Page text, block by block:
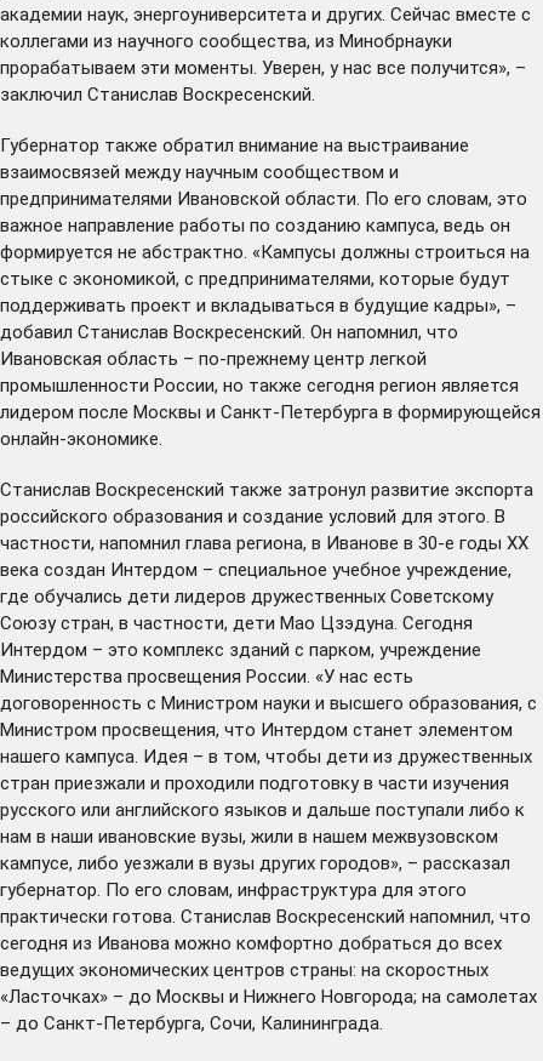
академии наук, энергоуниверситета и других. Сейчас вместе с
коллегами из научного сообщества, из Минобрнауки
прорабатываем эти моменты. Уверен, у нас все получится», –
заключил Станислав Воскресенский.
Губернатор также обратил внимание на выстраивание
взаимосвязей между научным сообществом и
предпринимателями Ивановской области. По его словам, это
важное направление работы по созданию кампуса, ведь он
формируется не абстрактно. «Кампусы должны строиться на
стыке с экономикой, с предпринимателями, которые будут
поддерживать проект и вкладываться в будущие кадры», –
добавил Станислав Воскресенский. Он напомнил, что
Ивановская область – по-прежнему центр легкой
промышленности России, но также сегодня регион является
лидером после Москвы и Санкт-Петербурга в формирующейся
онлайн-экономике.
Станислав Воскресенский также затронул развитие экспорта
российского образования и создание условий для этого. В
частности, напомнил глава региона, в Иванове в 30-е годы XX
века создан Интердом – специальное учебное учреждение,
где обучались дети лидеров дружественных Советскому
Союзу стран, в частности, дети Мао Цзэдуна. Сегодня
Интердом – это комплекс зданий с парком, учреждение
Министерства просвещения России. «У нас есть
договоренность с Министром науки и высшего образования, с
Министром просвещения, что Интердом станет элементом
нашего кампуса. Идея – в том, чтобы дети из дружественных
стран приезжали и проходили подготовку в части изучения
русского или английского языков и дальше поступали либо к
нам в наши ивановские вузы, жили в нашем межвузовском
кампусе, либо уезжали в вузы других городов», – рассказал
губернатор. По его словам, инфраструктура для этого
практически готова. Станислав Воскресенский напомнил, что
сегодня из Иванова можно комфортно добраться до всех
ведущих экономических центров страны: на скоростных
«Ласточках» – до Москвы и Нижнего Новгорода; на самолетах
– до Санкт-Петербурга, Сочи, Калининграда.